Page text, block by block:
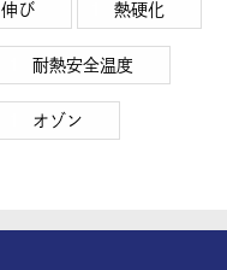
伸び 熱硬化
耐熱安全温度
オゾン